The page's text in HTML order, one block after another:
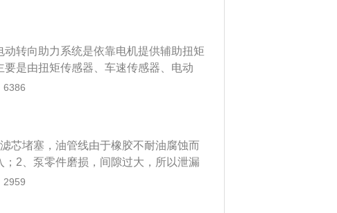
向会变沉，严重情况会导致车辆转向失
转向助力油是否缺少。
转向助力系统是依靠电机提供辅助扭矩
是由扭矩传感器、车速传感器、电动
。以下是转向助力的扩展资料：1、汽
又出现电子控制液压转向助力系统和电
动机只需在转向的时候参与助力，并不
动转向助力系统同时可以降低汽车的燃
消耗2.5%，在转向时可以降低5.5%燃油
6386
芯堵塞，油管线由于橡胶不耐油腐蚀而
2、泵零件磨损，间隙过大，所以泄漏
度过大，叶片滑动阻力大，储油罐内油
2959